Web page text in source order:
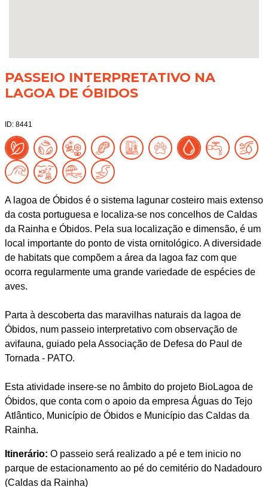
PASSEIO INTERPRETATIVO NA
LAGOA DE ÓBIDOS
ID: 8441
A lagoa de Óbidos é o sistema lagunar costeiro mais extenso
da costa portuguesa e localiza-se nos concelhos de Caldas
da Rainha e Óbidos. Pela sua localização e dimensão, é um
local importante do ponto de vista ornitológico. A diversidade
de habitats que compõem a área da lagoa faz com que
ocorra regularmente uma grande variedade de espécies de
aves.
Parta à descoberta das maravilhas naturais da lagoa de
Óbidos, num passeio interpretativo com observação de
avifauna, guiado pela Associação de Defesa do Paul de
Tornada - PATO.
Esta atividade insere-se no âmbito do projeto BioLagoa de
Óbidos, que conta com o apoio da empresa Águas do Tejo
Atlântico, Município de Óbidos e Município das Caldas da
Rainha.
Itinerário: O passeio será realizado a pé e tem inicio no
parque de estacionamento ao pé do cemitério do Nadadouro
(Caldas da Rainha)